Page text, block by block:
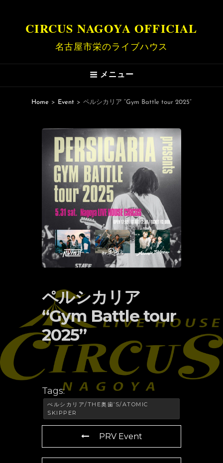
CIRCUS NAGOYA OFFICIAL
名古屋市栄のライブハウス
メニュー
Home > Event > ペルシカリア “Gym Battle tour 2025”
ペルシカリア
“Gym Battle tour
2025”
Tags:
ぺルシカリア/THE奥歯’S/ATOMIC
SKIPPER
PRV Event